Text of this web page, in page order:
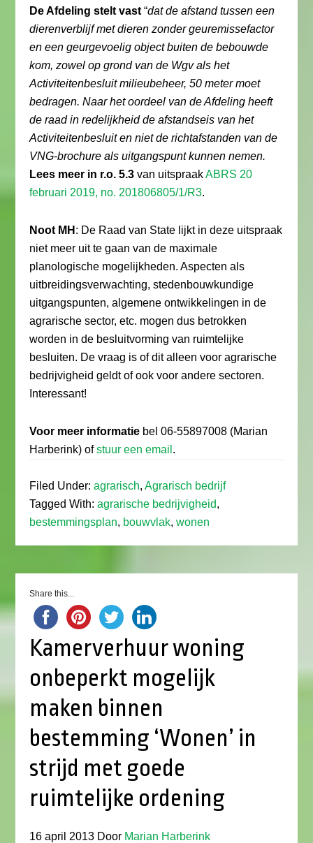
De Afdeling stelt vast “dat de afstand tussen een
dierenverblijf met dieren zonder geuremissefactor
en een geurgevoelig object buiten de bebouwde
kom, zowel op grond van de Wgv als het
Activiteitenbesluit milieubeheer, 50 meter moet
bedragen. Naar het oordeel van de Afdeling heeft
de raad in redelijkheid de afstandseis van het
Activiteitenbesluit en niet de richtafstanden van de
VNG-brochure als uitgangspunt kunnen nemen.
Lees meer in r.o. 5.3 van uitspraakABRS 20
februari 2019, no. 201806805/1/R3.
Noot MH : De Raad van State lijkt in deze uitspraak
niet meer uit te gaan van de maximale
planologische mogelijkheden. Aspecten als
uitbreidingsverwachting, stedenbouwkundige
uitgangspunten, algemene ontwikkelingen in de
agrarische sector, etc. mogen dus betrokken
worden in de besluitvorming van ruimtelijke
besluiten. De vraag is of dit alleen voor agrarische
bedrijvigheid geldt of ook voor andere sectoren.
Interessant!
Voor meer informatie bel 06-55897008 (Marian
Harberink) ofstuur een email .
Filed Under:agrarisch,Agrarisch bedrijf
Tagged With:agrarische bedrijvigheid,
bestemmingsplan, bouwvlak,wonen
Share this...
Kamerverhuur woning
onbeperkt mogelijk
maken binnen
bestemming ‘Wonen’ in
strijd met goede
ruimtelijke ordening
16 april 2013 Door Marian Harberink